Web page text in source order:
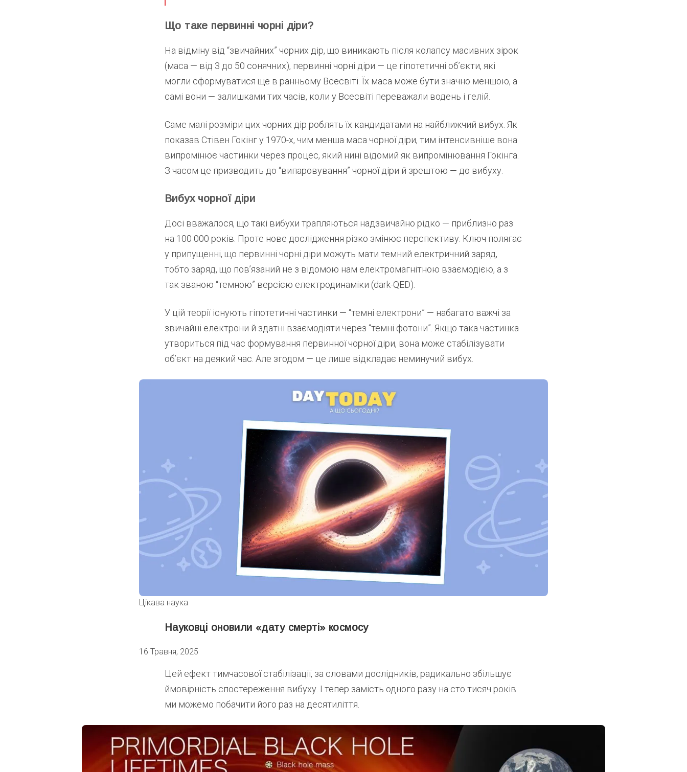
Що таке первинні чорні діри?
На відміну від “звичайних” чорних дір, що виникають після колапсу масивних зірок
(маса — від 3 до 50 сонячних), первинні чорні діри — це гіпотетичні об’єкти, які
могли сформуватися ще в ранньому Всесвіті. Їх маса може бути значно меншою, а
самі вони — залишками тих часів, коли у Всесвіті переважали водень і гелій.
Саме малі розміри цих чорних дір роблять їх кандидатами на найближчий вибух. Як
показав Стівен Гокінг у 1970-х, чим менша маса чорної діри, тим інтенсивніше вона
випромінює частинки через процес, який нині відомий як випромінювання Гокінга.
З часом це призводить до “випаровування” чорної діри й зрештою — до вибуху.
Вибух чорної діри
Досі вважалося, що такі вибухи трапляються надзвичайно рідко — приблизно раз
на 100 000 років. Проте нове дослідження різко змінює перспективу. Ключ полягає
у припущенні, що первинні чорні діри можуть мати темний електричний заряд,
тобто заряд, що пов’язаний не з відомою нам електромагнітною взаємодією, а з
так званою “темною” версією електродинаміки (dark-QED).
У цій теорії існують гіпотетичні частинки — “темні електрони” — набагато важчі за
звичайні електрони й здатні взаємодіяти через “темні фотони”. Якщо така частинка
утвориться під час формування первинної чорної діри, вона може стабілізувати
об’єкт на деякий час. Але згодом — це лише відкладає неминучий вибух.
Цікава наука
Науковці оновили «дату смерті» космосу
16 Травня, 2025
Цей ефект тимчасової стабілізації, за словами дослідників, радикально збільшує
ймовірність спостереження вибуху. І тепер замість одного разу на сто тисяч років
ми можемо побачити його раз на десятиліття.